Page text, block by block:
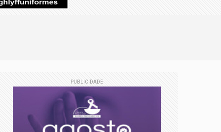
PUBLICIDADE